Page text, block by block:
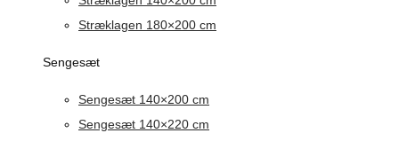
Stræklagen 180×200 cm
Sengesæt
Sengesæt 140×200 cm
Sengesæt 140×220 cm